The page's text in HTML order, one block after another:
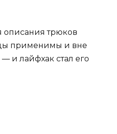
описания трюков
применимы и вне
и лайфхак стал его